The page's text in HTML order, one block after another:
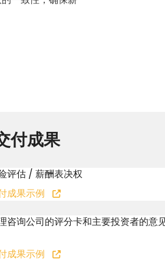
付成果
评估 / 薪酬表决权
成果示例
咨询公司的评分卡和主要投资者的意
成果示例